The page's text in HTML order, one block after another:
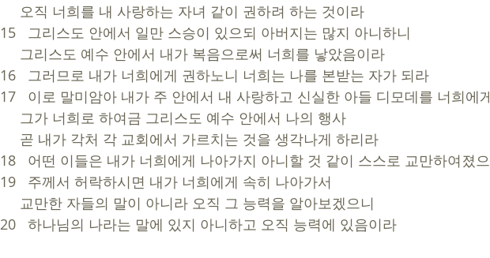
     오직 너희를 내 사랑하는 자녀 같이 권하려 하는 것이라
15   그리스도 안에서 일만 스승이 있으되 아버지는 많지 아니하니
     그리스도 예수 안에서 내가 복음으로써 너희를 낳았음이라
16   그러므로 내가 너희에게 권하노니 너희는 나를 본받는 자가 되라
17   이로 말미암아 내가 주 안에서 내 사랑하고 신실한 아들 디모데를 너희에
     그가 너희로 하여금 그리스도 예수 안에서 나의 행사
     곧 내가 각처 각 교회에서 가르치는 것을 생각나게 하리라
18   어떤 이들은 내가 너희에게 나아가지 아니할 것 같이 스스로 교만하여졌
19   주께서 허락하시면 내가 너희에게 속히 나아가서
     교만한 자들의 말이 아니라 오직 그 능력을 알아보겠으니
20   하나님의 나라는 말에 있지 아니하고 오직 능력에 있음이라